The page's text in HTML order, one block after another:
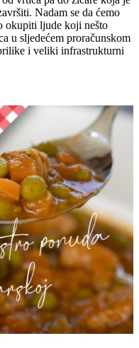
Nadam se da ćemo
okupiti ljude koji nešto
u sljedećem proračunskom
i veliki infrastrukturni